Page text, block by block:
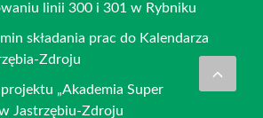
linii 300 i 301 w Rybniku
składania prac do Kalendarza
Zdroju
„Akademia Super
Jastrzębiu-Zdroju